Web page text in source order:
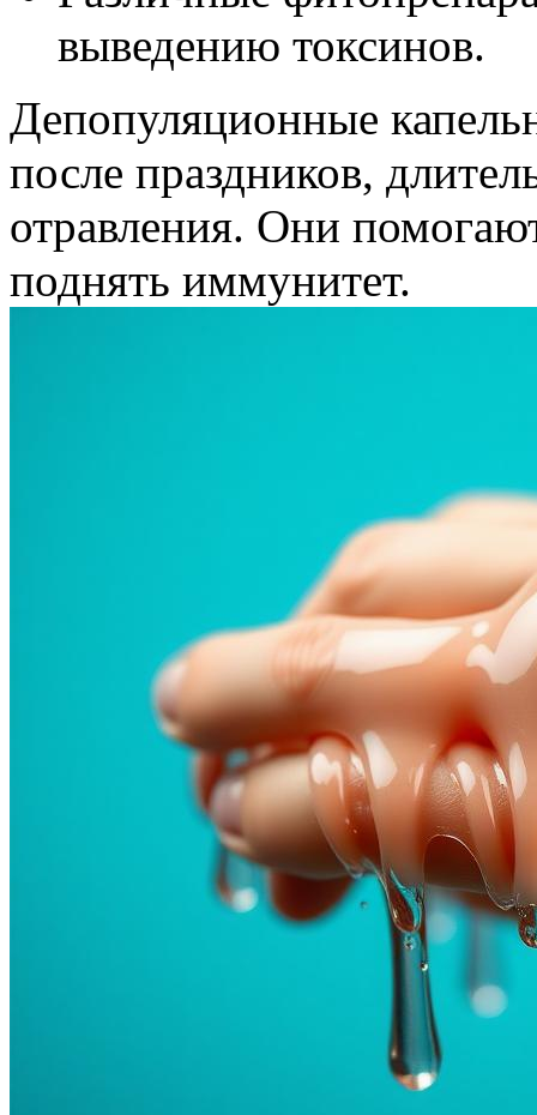
выведению токсинов.
Депопуляционные
после праздников,
отравления. Они
поднять иммунитет.